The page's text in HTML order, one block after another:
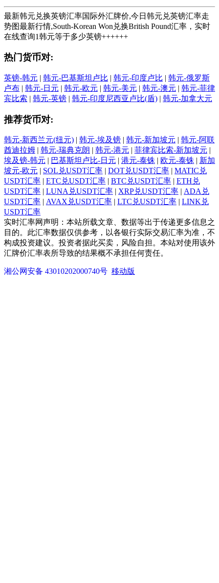
最新韩元兑换英镑汇率国际外汇牌价,今日韩元兑英镑汇率走
势图最新行情,South-Korean Won兑换British Pound汇率，实时
在线查询1韩元等于多少英镑++++++
热门货币对:
英镑-韩元 | 韩元-巴基斯坦卢比 | 韩元-印度卢比 | 韩元-俄罗斯
卢布 | 韩元-日元 | 韩元-欧元 | 韩元-美元 | 韩元-澳元 | 韩元-菲律
宾比索 | 韩元-英镑 | 韩元-印度尼西亚卢比(盾) | 韩元-加拿大元
推荐货币对:
韩元-新西兰元(纽元) | 韩元-埃及镑 | 韩元-新加坡元 | 韩元-阿联
酋迪拉姆 | 韩元-瑞典克朗 | 韩元-港元 | 菲律宾比索-新加坡元 |
埃及镑-韩元 | 巴基斯坦卢比-日元 | 港元-泰铢 | 欧元-泰铢 | 新加
坡元-欧元 | SOL兑USDT汇率 | DOT兑USDT汇率 | MATIC兑
USDT汇率 | ETC兑USDT汇率 | BTC兑USDT汇率 | ETH兑
USDT汇率 | LUNA兑USDT汇率 | XRP兑USDT汇率 | ADA兑
USDT汇率 | AVAX兑USDT汇率 | LTC兑USDT汇率 | LINK兑
USDT汇率
实时汇率网声明：本站所载文章、数据等出于传递更多信息之
目的。此汇率数据仅供参考，以各银行实际交易汇率为准，不
构成投资建议。投资者据此买卖，风险自担。本站对使用该外
汇牌价汇率表所导致的结果概不承担任何责任。
湘公网安备 43010202000740号 移动版